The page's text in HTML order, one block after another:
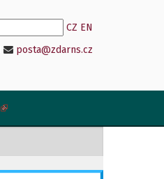
CZ EN
posta@zdarns.cz